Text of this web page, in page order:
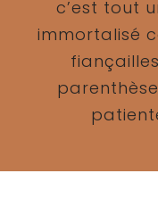
c’est tout
immortalisé